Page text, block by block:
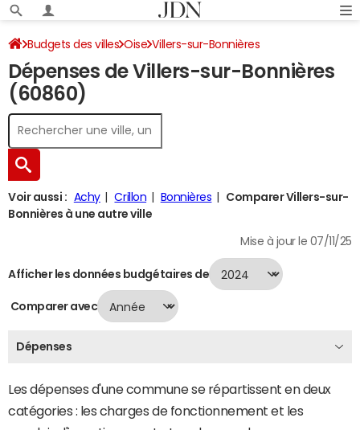
Budgets des villes Oise Villers-sur-Bonnières
Dépenses 2024
Dépenses de Villers-sur-Bonnières
(60860)
Voir aussi : Achy Crillon Bonnières
Comparer Villers-sur-
Bonnières à une autre ville
Mise à jour le 07/11/25
Afficher les données budgétaires de
Comparer avec
Dépenses
Les dépenses d'une commune se répartissent en deux
catégories : les charges de fonctionnement et les